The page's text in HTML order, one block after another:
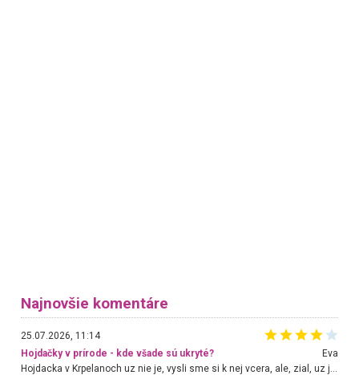
Najnovšie komentáre
25.07.2026, 11:14
Hojdačky v prírode - kde všade sú ukryté?
Eva